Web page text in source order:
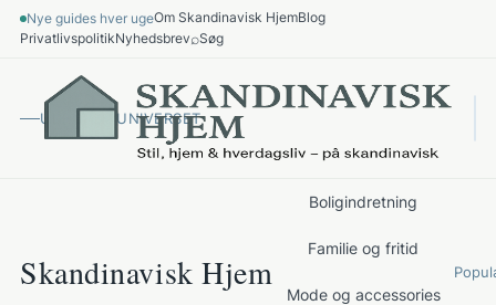
SpringNye guides hver ugeOm Skandinavisk HjemBlog
PrivatlivspolitikNyhedsbrev⌕Søg
UDFORSK UNIVERSET
Skandinavisk Hjem
Boligindretning
Familie og fritid
Mode og accessories